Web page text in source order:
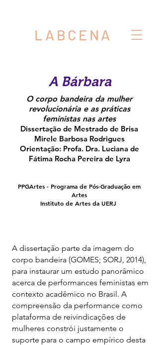
LABCENA
A Bárbara
A dissertação parte da imagem do
corpo bandeira (GOMES; SORJ, 2014),
para instaurar um estudo panorâmico
acerca de performances feministas em
contexto acadêmico no Brasil. A
compreensão da performance como
plataforma de reivindicações de
mulheres constrói justamente o
suporte para o campo empírico desta
O corpo bandeira da mulher
revolucionária e as práticas
feministas nas artes
Dissertação de Mestrado de Brisa
Mirele Barbosa Rodrigues
Orientação: Profa. Dra. Luciana de
Fátima Rocha Pereira de Lyra
PPGArtes - Programa de Pós-Graduação em
Artes
Instituto de Artes da UERJ